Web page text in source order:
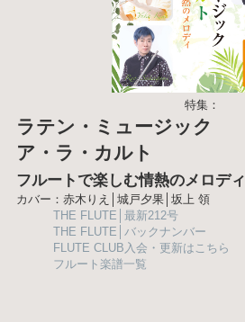
特集：
ラテン・ミュージック
ア・ラ・カルト
フルートで楽しむ情熱のメロディ
カバー：赤木りえ│城戸夕果│坂上 領
THE FLUTE│最新212号
THE FLUTE│バックナンバー
FLUTE CLUB入会・更新はこちら
フルート楽譜一覧